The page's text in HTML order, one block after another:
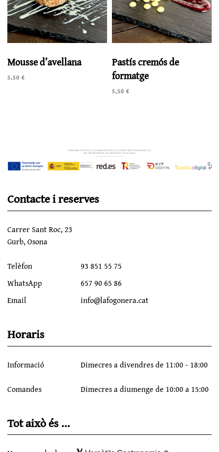
Mousse d’avellana
5,50 €
Pastís cremós de
formatge
5,50 €
Contacte i reserves
Carrer Sant Roc, 23
Gurb, Osona
Telèfon
93 851 55 75
WhatsApp
657 90 65 86
Email
info@lafogonera.cat
Horaris
Informació Dimecres a divendres de 11:00 - 18:00
Comandes Dimecres a diumenge de 10:00 a 15:00
Tot això és ...